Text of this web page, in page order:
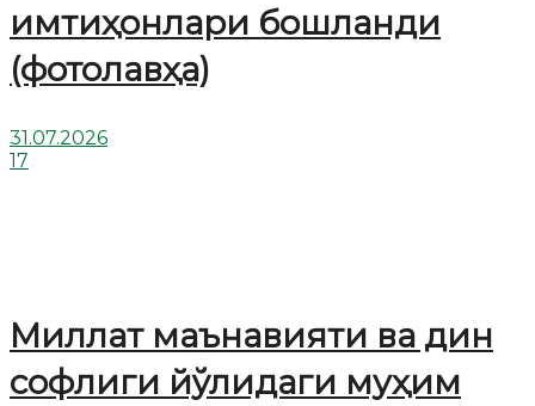
имтиҳонлари бошланди
(фотолавҳа)
31.07.2026
17
Миллат маънавияти ва дин
софлиги йўлидаги муҳим